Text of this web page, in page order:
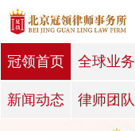
冠领首页 全球业务
新闻动态 律师团队